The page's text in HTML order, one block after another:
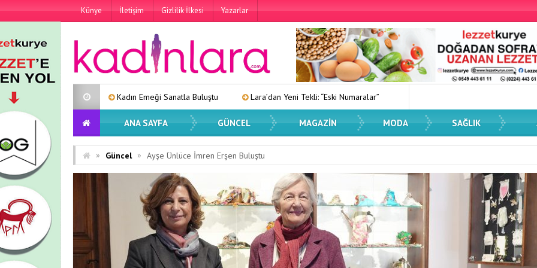
Künye İletişim Gizlilik İlkesi Yazarlar
Kadın Emeği Sanatla Buluştu Lara’dan Yeni Tekli: “Eski Numaralar” Kadın Dostu Kentler Eğitimi Düzenlendi Spor
ANA SAYFA GÜNCEL MAGAZIN MODA SAĞLIK
» Güncel » Ayşe Ünlüce İmren Erşen Buluştu